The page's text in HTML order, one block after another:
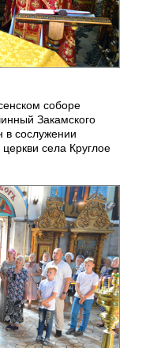
соборе
Закамского
в сослужении
села Круглое